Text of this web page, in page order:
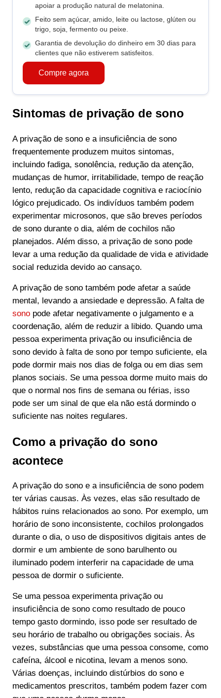
apoiar a produção natural de melatonina.
Feito sem açúcar, amido, leite ou lactose, glúten ou
trigo, soja, fermento ou peixe.
Garantia de devolução do dinheiro em 30 dias para
clientes que não estiverem satisfeitos.
Compre agora
Sintomas de privação de sono
A privação de sono e a insuficiência de sono
frequentemente produzem muitos sintomas,
incluindo fadiga, sonolência, redução da atenção,
mudanças de humor, irritabilidade, tempo de reação
lento, redução da capacidade cognitiva e raciocínio
lógico prejudicado. Os indivíduos também podem
experimentar microsonos, que são breves períodos
de sono durante o dia, além de cochilos não
planejados. Além disso, a privação de sono pode
levar a uma redução da qualidade de vida e atividade
social reduzida devido ao cansaço.
A privação de sono também pode afetar a saúde
mental, levando a ansiedade e depressão. A falta de
sonopode afetar negativamente o julgamento e a
coordenação, além de reduzir a libido. Quando uma
pessoa experimenta privação ou insuficiência de
sono devido à falta de sono por tempo suficiente, ela
pode dormir mais nos dias de folga ou em dias sem
planos sociais. Se uma pessoa dorme muito mais do
que o normal nos fins de semana ou férias, isso
pode ser um sinal de que ela não está dormindo o
suficiente nas noites regulares.
Como a privação do sono
acontece
A privação do sono e a insuficiência de sono podem
ter várias causas. Às vezes, elas são resultado de
hábitos ruins relacionados ao sono. Por exemplo, um
horário de sono inconsistente, cochilos prolongados
durante o dia, o uso de dispositivos digitais antes de
dormir e um ambiente de sono barulhento ou
iluminado podem interferir na capacidade de uma
pessoa de dormir o suficiente.
Se uma pessoa experimenta privação ou
insuficiência de sono como resultado de pouco
tempo gasto dormindo, isso pode ser resultado de
seu horário de trabalho ou obrigações sociais. Às
vezes, substâncias que uma pessoa consome, como
cafeína, álcool e nicotina, levam a menos sono.
Várias doenças, incluindo distúrbios do sono e
medicamentos prescritos, também podem fazer com